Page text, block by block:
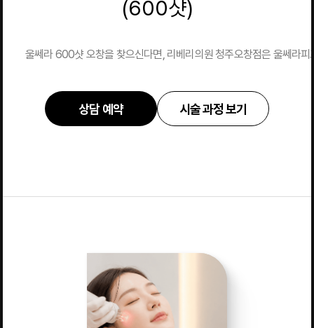
(600샷)
울쎄라 600샷 오창을 찾으신다면, 리베리의원 청주오창점은 울쎄라
상담 예약 시술 과정 보기